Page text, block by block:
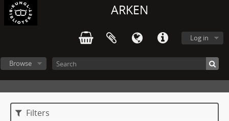
ARKEN
Log in
Browse
Filters